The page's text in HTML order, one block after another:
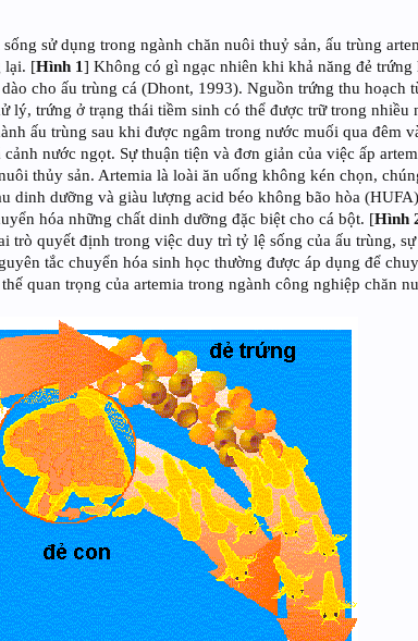
sử dụng trong ngành chăn nuôi thuỷ sản, ấu trùng
lại. [Hình 1] Không có gì ngạc nhiên khi khả năng đẻ
cho ấu trùng cá (Dhont, 1993). Nguồn trứng thu hoạch
lý, trứng ở trạng thái tiềm sinh có thể được trữ trong nhiều
ấu trùng sau khi được ngâm trong nước muối qua đêm
nước ngọt. Sự thuận tiện và đơn giản của việc ấp
thủy sản. Artemia là loài ăn uống không kén chọn,
dinh dưỡng và giàu lượng acid béo không bão hòa
hóa những chất dinh dưỡng đặc biệt cho cá bột. [Hình
trò quyết định trong việc duy trì tỷ lệ sống của ấu trùng,
tắc chuyển hóa sinh học thường được áp dụng để
quan trọng của artemia trong ngành công nghiệp chăn